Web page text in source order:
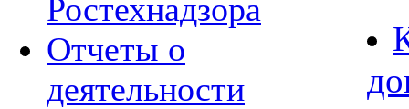
Ростехнадзора
Отчеты о
деятельности